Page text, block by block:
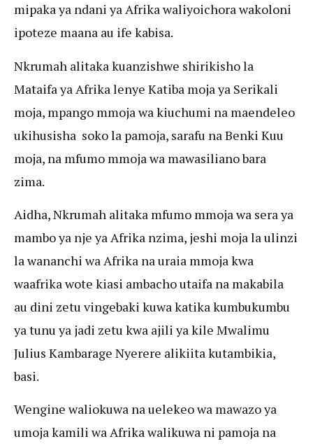
mipaka ya ndani ya Afrika waliyoichora wakoloni
ipoteze maana au ife kabisa.
Nkrumah alitaka kuanzishwe shirikisho la
Mataifa ya Afrika lenye Katiba moja ya Serikali
moja, mpango mmoja wa kiuchumi na maendeleo
ukihusisha soko la pamoja, sarafu na Benki Kuu
moja, na mfumo mmoja wa mawasiliano bara
zima.
Aidha, Nkrumah alitaka mfumo mmoja wa sera ya
mambo ya nje ya Afrika nzima, jeshi moja la ulinzi
la wananchi wa Afrika na uraia mmoja kwa
waafrika wote kiasi ambacho utaifa na makabila
au dini zetu vingebaki kuwa katika kumbukumbu
ya tunu ya jadi zetu kwa ajili ya kile Mwalimu
Julius Kambarage Nyerere alikiita kutambikia,
basi.
Wengine waliokuwa na uelekeo wa mawazo ya
umoja kamili wa Afrika walikuwa ni pamoja na